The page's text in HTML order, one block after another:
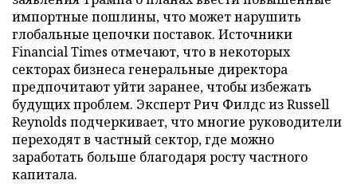
импортные пошлины, что может нарушить
глобальные цепочки поставок. Источники
Financial Times отмечают, что в некоторых
секторах бизнеса генеральные директора
предпочитают уйти заранее, чтобы избежать
будущих проблем. Эксперт Рич Филдс из Russell
Reynolds подчеркивает, что многие руководители
переходят в частный сектор, где можно
заработать больше благодаря росту частного
капитала.